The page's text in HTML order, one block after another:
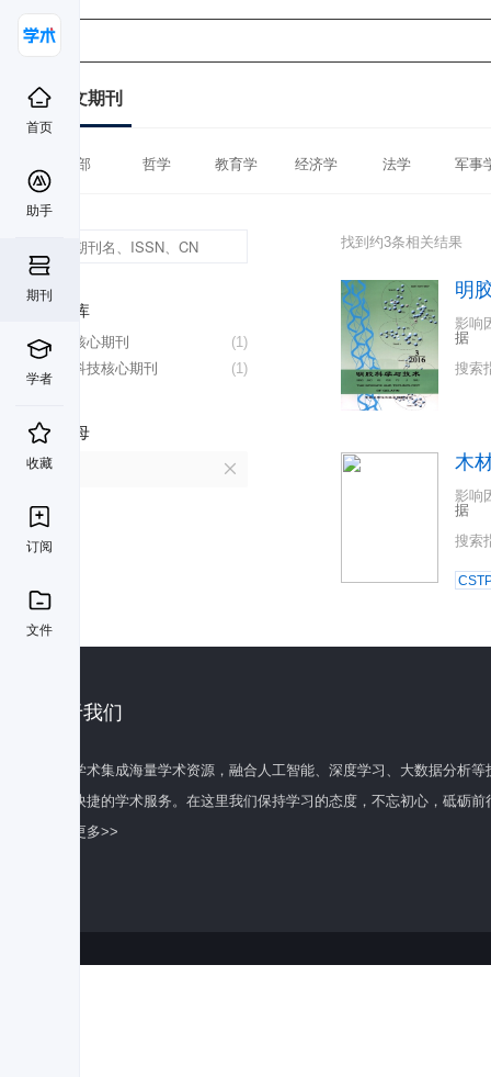
首页
助手
期刊
学者
收藏
订阅
文件
中文期刊
全部 哲学 教育学 经济学 法学 军事
数据库
(1)
北大核心期刊
(1)
中国科技核心期刊
首字母
M
找到约3条相关结果
明
影响
据
搜索
木
影响
据
搜索
关于我们
百度学术集成海量学术资源，融合人工智能、深度学习、大数据分析
全面快捷的学术服务。在这里我们保持学习的态度，不忘初心，砥砺前
了解更多>>